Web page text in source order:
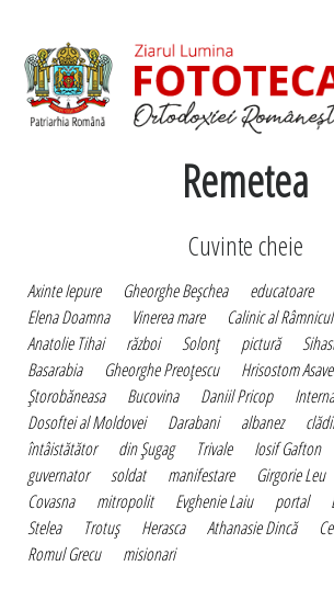
Remetea
Cuvinte cheie
Axinte Iepure Gheorghe Beşchea educatoare
Elena Doamna
Vinerea mare Calinic al
Anatolie Tihai
război Solonţ pictură
Basarabia
Gheorghe Preoţescu Hrisostom
Ştorobăneasa
Bucovina Daniil Pricop
Dosoftei al Moldovei
Darabani albanez
întâistătător
din Şugag Trivale Iosif Gafton
guvernator
soldat manifestare Girgorie Leu
Covasna
mitropolit Evghenie Laiu portal
Stelea
Trotuş Herasca Athanasie Dincă
Romul Grecu
misionari